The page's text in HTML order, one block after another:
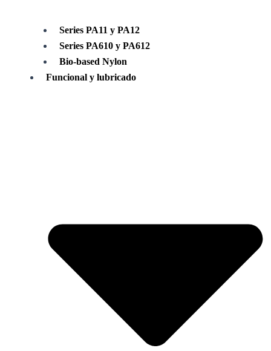
Series PA11 y PA12
Series PA610 y PA612
Bio-based Nylon
Funcional y lubricado